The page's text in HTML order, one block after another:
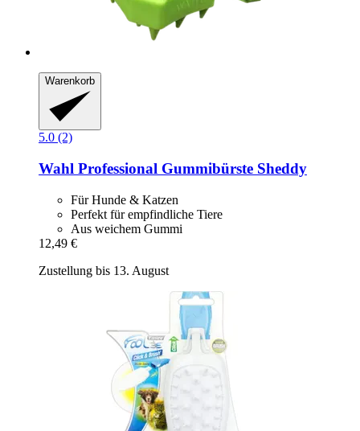
Warenkorb
5.0 (2)
Wahl Professional Gummibürste Sheddy
Für Hunde & Katzen
Perfekt für empfindliche Tiere
Aus weichem Gummi
12,49 €
Zustellung bis 13. August